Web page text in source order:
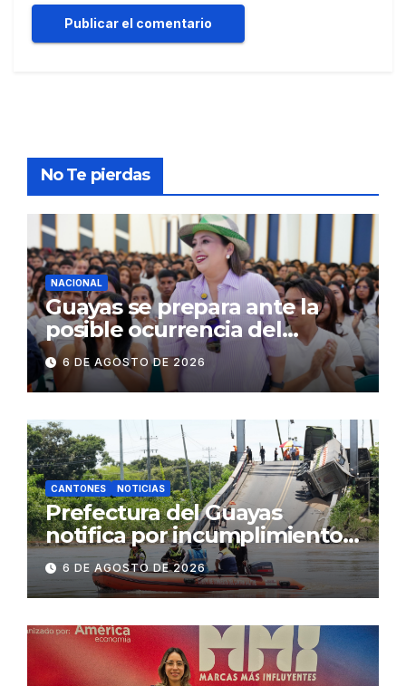
No Te pierdas
NACIONAL
Guayas se prepara ante la
posible ocurrencia del
fenómeno de El Niño:
Gobierno Nacional capacita a
2.500 jóvenes
6 DE AGOSTO DE 2026
CANTONES NOTICIAS
Prefectura del Guayas
notifica por incumplimiento
contractual a la
Concesionaria CONORTE y
exige celeridad en
desmontaje del puente
Gonzalo Icaza Cornejo, en
Daule
6 DE AGOSTO DE 2026